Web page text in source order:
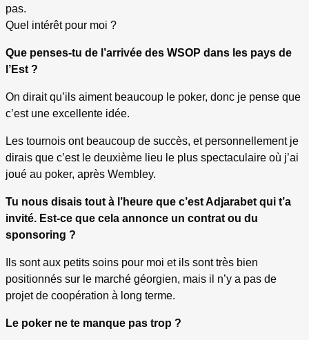
pas.
Quel intérêt pour moi ?
Que penses-tu de l’arrivée des WSOP dans les pays de
l’Est ?
On dirait qu’ils aiment beaucoup le poker, donc je pense que
c’est une excellente idée.
Les tournois ont beaucoup de succès, et personnellement je
dirais que c’est le deuxième lieu le plus spectaculaire où j’ai
joué au poker, après Wembley.
Tu nous disais tout à l’heure que c’est Adjarabet qui t’a
invité. Est-ce que cela annonce un contrat ou du
sponsoring ?
Ils sont aux petits soins pour moi et ils sont très bien
positionnés sur le marché géorgien, mais il n’y a pas de
projet de coopération à long terme.
Le poker ne te manque pas trop ?